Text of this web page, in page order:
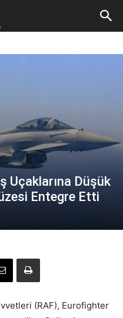
Uçaklarına Düşük
Entegre Etti
(RAF), Eurofighter